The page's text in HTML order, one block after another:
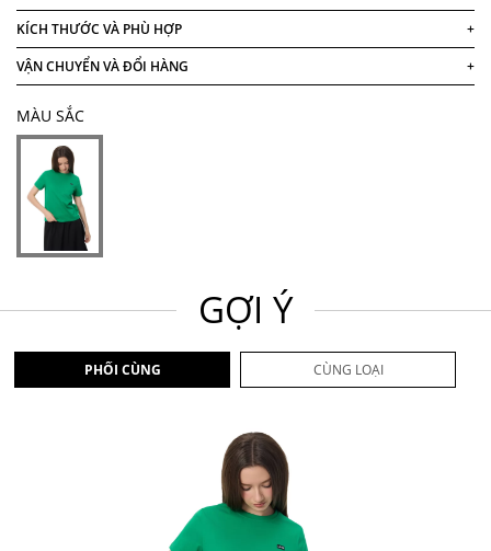
KÍCH THƯỚC VÀ PHÙ HỢP
+
VẬN CHUYỂN VÀ ĐỔI HÀNG
+
MÀU SẮC
GỢI Ý
PHỐI CÙNG CÙNG LOẠI